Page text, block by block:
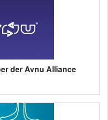
der Avnu Alliance